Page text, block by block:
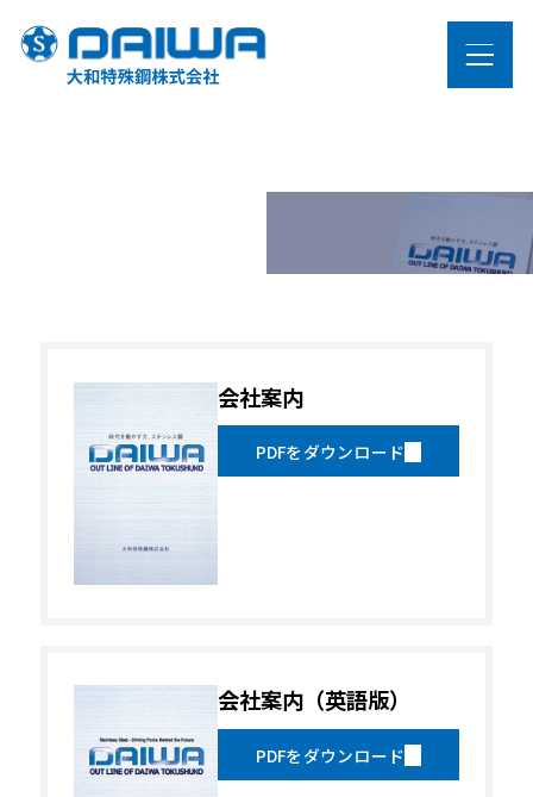
LANGUAGE
設備紹介
カタログ・資料
会社案内
PDFをダウンロード
会社案内（英語版）
PDFをダウンロード